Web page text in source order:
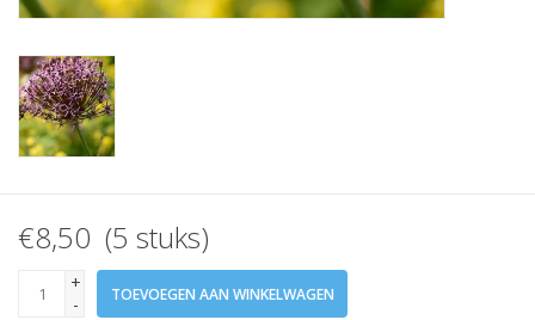
Sterke Bollen Dagen
Nieuws
€8,50 (5 stuks)
+
-
TOEVOEGEN AAN WINKELWAGEN